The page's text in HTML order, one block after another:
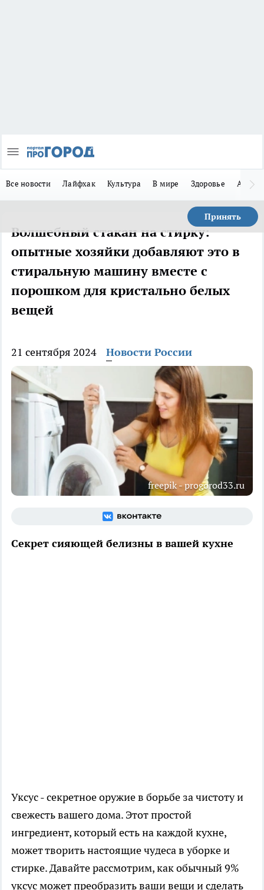
Все новости Лайфхак Культура В мире Здоровье Авто
Принять
Волшебный стакан на стирку:
опытные хозяйки добавляют это в
стиральную машину вместе с
порошком для кристально белых
вещей
21 сентября 2024 Новости России
freepik - progorod33.ru
Секрет сияющей белизны в вашей кухне
Уксус - секретное оружие в борьбе за чистоту и
свежесть вашего дома. Этот простой
ингредиент, который есть на каждой кухне,
может творить настоящие чудеса в уборке и
стирке. Давайте рассмотрим, как обычный 9%
уксус может преобразить ваши вещи и сделать